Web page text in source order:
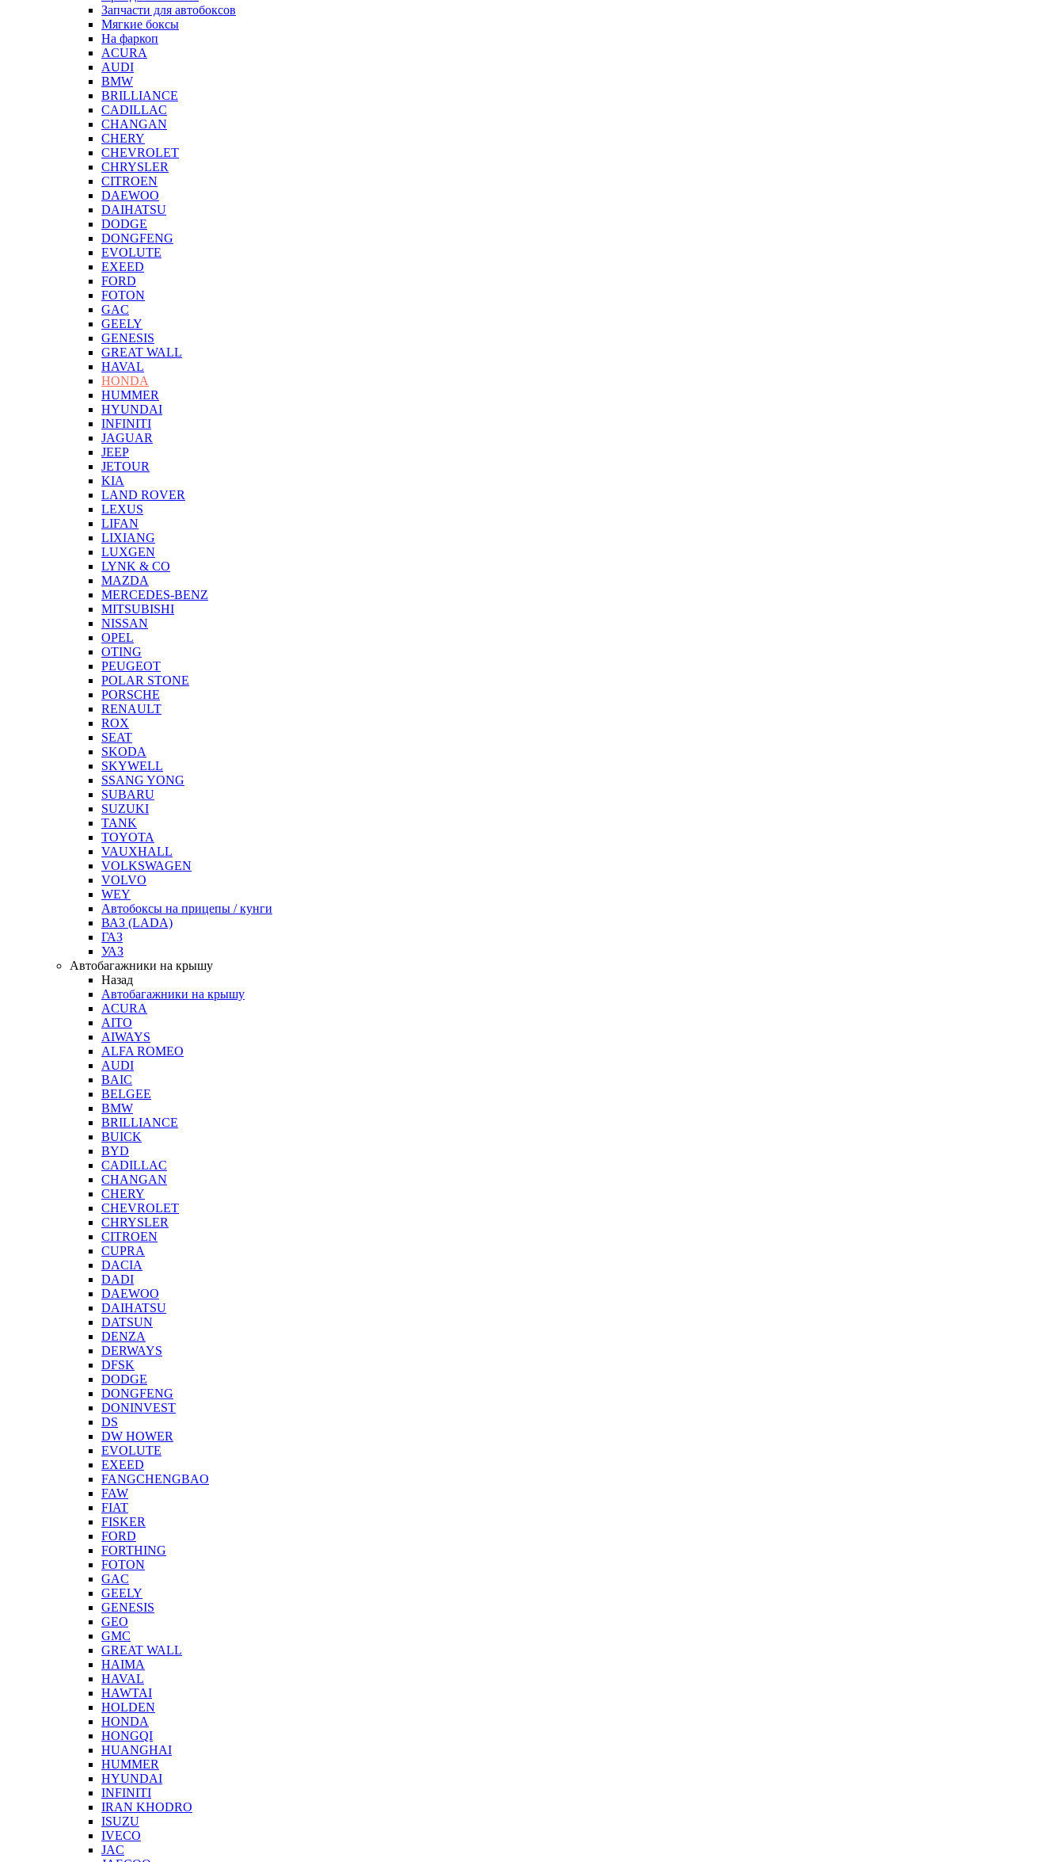
Запчасти для автобоксов
Мягкие боксы
На фаркоп
ACURA
AUDI
BMW
BRILLIANCE
CADILLAC
CHANGAN
CHERY
CHEVROLET
CHRYSLER
CITROEN
DAEWOO
DAIHATSU
DODGE
DONGFENG
EVOLUTE
EXEED
FORD
FOTON
GAC
GEELY
GENESIS
GREAT WALL
HAVAL
HONDA
HUMMER
HYUNDAI
INFINITI
JAGUAR
JEEP
JETOUR
KIA
LAND ROVER
LEXUS
LIFAN
LIXIANG
LUXGEN
LYNK & CO
MAZDA
MERCEDES-BENZ
MITSUBISHI
NISSAN
OPEL
OTING
PEUGEOT
POLAR STONE
PORSCHE
RENAULT
ROX
SEAT
SKODA
SKYWELL
SSANG YONG
SUBARU
SUZUKI
TANK
TOYOTA
VAUXHALL
VOLKSWAGEN
VOLVO
WEY
Автобоксы на прицепы / кунги
ВАЗ (LADA)
ГАЗ
УАЗ
Автобагажники на крышу
Назад
Автобагажники на крышу
ACURA
AITO
AIWAYS
ALFA ROMEO
AUDI
BAIC
BELGEE
BMW
BRILLIANCE
BUICK
BYD
CADILLAC
CHANGAN
CHERY
CHEVROLET
CHRYSLER
CITROEN
CUPRA
DACIA
DADI
DAEWOO
DAIHATSU
DATSUN
DENZA
DERWAYS
DFSK
DODGE
DONGFENG
DONINVEST
DS
DW HOWER
EVOLUTE
EXEED
FANGCHENGBAO
FAW
FIAT
FISKER
FORD
FORTHING
FOTON
GAC
GEELY
GENESIS
GEO
GMC
GREAT WALL
HAIMA
HAVAL
HAWTAI
HOLDEN
HONDA
HONGQI
HUANGHAI
HUMMER
HYUNDAI
INFINITI
IRAN KHODRO
ISUZU
IVECO
JAC